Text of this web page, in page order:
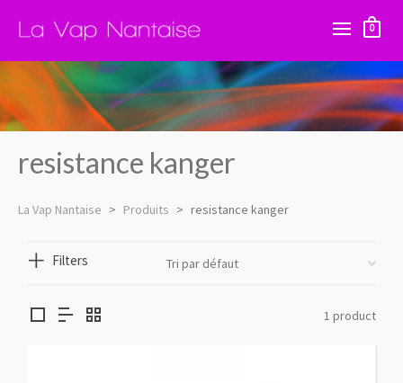
0
resistance kanger
La Vap Nantaise > Produits > resistance kanger
Filters
1 product